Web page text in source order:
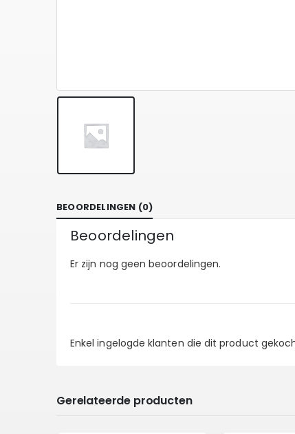
BEOORDELINGEN (0)
Beoordelingen
Er zijn nog geen beoordelingen.
Enkel ingelogde klanten die dit product
Gerelateerde producten